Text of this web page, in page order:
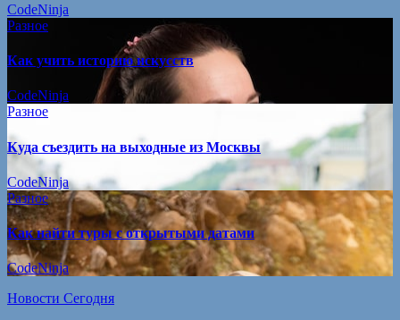
CodeNinja
Разное
Как учить историю искусств
CodeNinja
Разное
Куда съездить на выходные из Москвы
CodeNinja
Разное
Как найти туры с открытыми датами
CodeNinja
Новости Сегодня